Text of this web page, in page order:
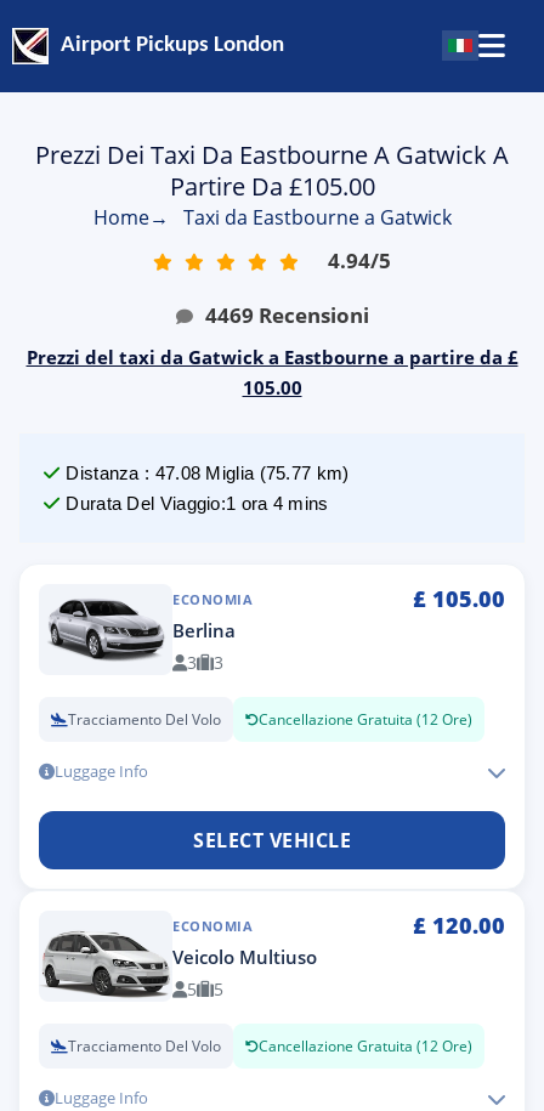
Airport Pickups London
Prezzi Dei Taxi Da Eastbourne A Gatwick A
Partire Da £105.00
Home→ Taxi da Eastbourne a Gatwick
4.94/5
4469 Recensioni
Prezzi del taxi da Gatwick a Eastbourne a partire da £
105.00
Distanza : 47.08 Miglia (75.77 km)
Durata Del Viaggio:1 ora 4 mins
ECONOMIA £ 105.00
Berlina
3 3
Tracciamento Del Volo Cancellazione Gratuita (12 Ore)
Luggage Info
SELECT VEHICLE
ECONOMIA £ 120.00
Veicolo Multiuso
5 5
Tracciamento Del Volo Cancellazione Gratuita (12 Ore)
Luggage Info